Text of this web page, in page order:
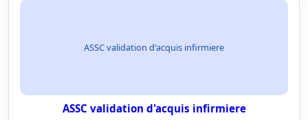
ASSC validation d'acquis infirmiere
ASSC validation d'acquis infirmiere